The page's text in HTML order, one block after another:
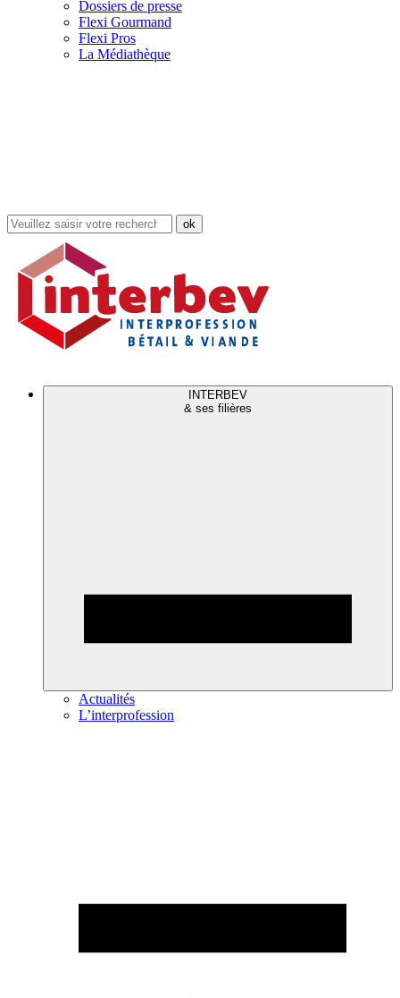
Dossiers de presse
Flexi Gourmand
Flexi Pros
La Médiathèque
Rechercher
dans
site
INTERBEV
& ses filières
Actualités
L’interprofession